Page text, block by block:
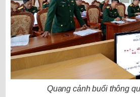
Quang cảnh buổi thông